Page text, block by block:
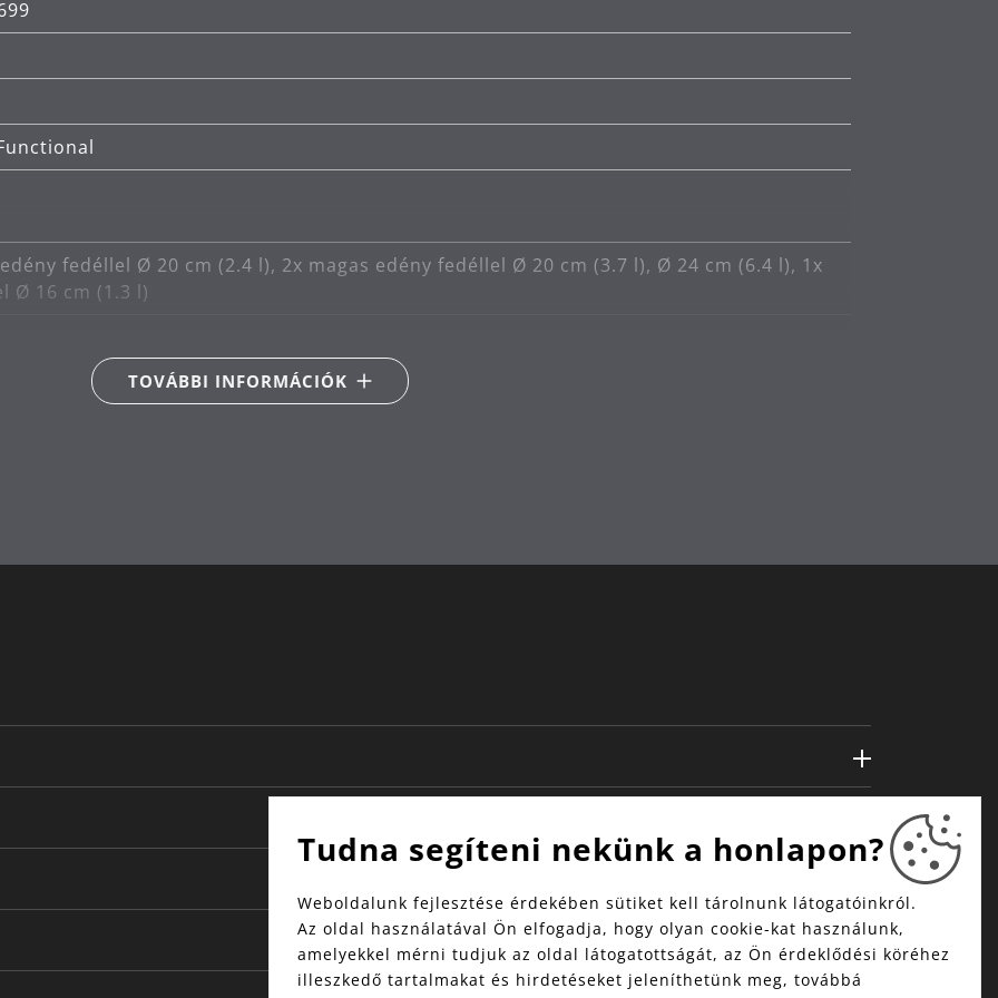
FUSIONTEC anyag garantálja.
fedéllel Ø 20 cm (2.4 l), 2x magas edény fedéllel Ø 20 cm (3.7 l), Ø 24 cm (6.4 l), 1x
Ø 16 cm (1.3 l)
TOVÁBBI INFORMÁCIÓK
Tudna segíteni nekünk a honlapon?
Weboldalunk fejlesztése érdekében sütiket kell tárolnunk látogatóinkról.
Az oldal használatával Ön elfogadja, hogy olyan cookie-kat használunk,
amelyekkel mérni tudjuk az oldal látogatottságát, az Ön érdeklődési köréhez
illeszkedő tartalmakat és hirdetéseket jeleníthetünk meg, továbbá